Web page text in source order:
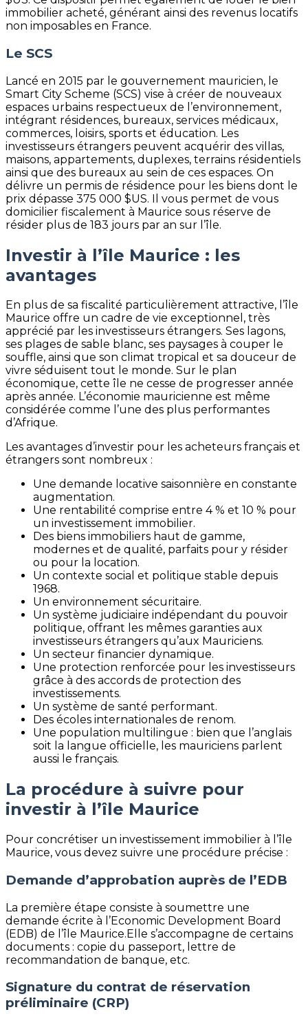
immobilier acheté, générant ainsi des revenus locatifs
non imposables en France.
Le SCS
Lancé en 2015 par le gouvernement mauricien, le
Smart City Scheme (SCS) vise à créer de nouveaux
espaces urbains respectueux de l’environnement,
intégrant résidences, bureaux, services médicaux,
commerces, loisirs, sports et éducation. Les
investisseurs étrangers peuvent acquérir des villas,
maisons, appartements, duplexes, terrains résidentiels
ainsi que des bureaux au sein de ces espaces. On
délivre un permis de résidence pour les biens dont le
prix dépasse 375 000 $US. Il vous permet de vous
domicilier fiscalement à Maurice sous réserve de
résider plus de 183 jours par an sur l’île.
Investir à l’île Maurice : les
avantages
En plus de sa fiscalité particulièrement attractive, l’île
Maurice offre un cadre de vie exceptionnel, très
apprécié par les investisseurs étrangers. Ses lagons,
ses plages de sable blanc, ses paysages à couper le
souffle, ainsi que son climat tropical et sa douceur de
vivre séduisent tout le monde. Sur le plan
économique, cette île ne cesse de progresser année
après année. L’économie mauricienne est même
considérée comme l’une des plus performantes
d’Afrique.
Les avantages d’investir pour les acheteurs français et
étrangers sont nombreux :
Une demande locative saisonnière en constante
augmentation.
Une rentabilité comprise entre 4 % et 10 % pour
un investissement immobilier.
Des biens immobiliers haut de gamme,
modernes et de qualité, parfaits pour y résider
ou pour la location.
Un contexte social et politique stable depuis
1968.
Un environnement sécuritaire.
Un système judiciaire indépendant du pouvoir
politique, offrant les mêmes garanties aux
investisseurs étrangers qu’aux Mauriciens.
Un secteur financier dynamique.
Une protection renforcée pour les investisseurs
grâce à des accords de protection des
investissements.
Un système de santé performant.
Des écoles internationales de renom.
Une population multilingue : bien que l’anglais
soit la langue officielle, les mauriciens parlent
aussi le français.
La procédure à suivre pour
investir à l’île Maurice
Pour concrétiser un investissement immobilier à l’île
Maurice, vous devez suivre une procédure précise :
Demande d’approbation auprès de l’EDB
La première étape consiste à soumettre une
demande écrite à l’Economic Development Board
(EDB) de l’île Maurice.Elle s’accompagne de certains
documents : copie du passeport, lettre de
recommandation de banque, etc.
Signature du contrat de réservation
préliminaire (CRP)